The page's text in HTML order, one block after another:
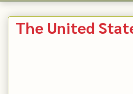
The United